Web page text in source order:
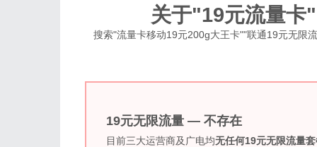
关于"19元流量卡
搜索"流量卡移动19元200g大王卡""联通19元无限
19元无限流量 — 不存在
目前三大运营商及广电均无任何19元无限流量